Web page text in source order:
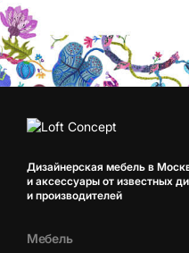
Дизайнерская мебель в
и аксессуары от известных
и производителей
Мебель